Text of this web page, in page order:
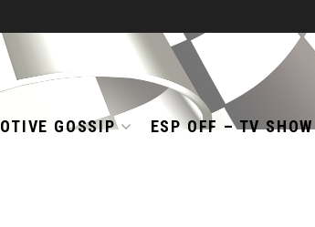
GOSSIP ESP OFF – TV SHOW